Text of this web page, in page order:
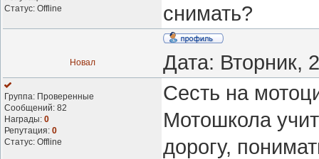
Статус: Offline
снимать?
Новал Дата: Вторник,
Группа: Проверенные
Сообщений: 82
Награды: 0
Репутация: 0
Статус: Offline
Сесть на
Мотошкола
дорогу,